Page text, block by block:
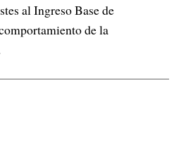
al Ingreso Base de
de la